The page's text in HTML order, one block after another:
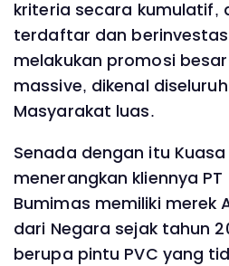
kriteria secara kumulatif,
terdaftar dan
melakukan promosi
massive, dikenal
Masyarakat luas.
Senada dengan itu
menerangkan kliennya PT
Bumimas memiliki merek
dari Negara sejak tahun
berupa pintu PVC yang